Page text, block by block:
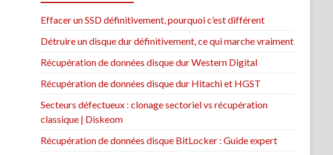
Effacer un SSD définitivement, pourquoi c’est différent
Détruire un disque dur définitivement, ce qui marche vraiment
Récupération de données disque dur Western Digital
Récupération de données disque dur Hitachi et HGST
Secteurs défectueux : clonage sectoriel vs récupération
classique | Diskeom
Récupération de données disque BitLocker : Guide expert